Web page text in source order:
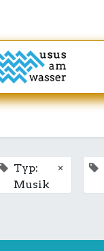
Typ:
Musik
×